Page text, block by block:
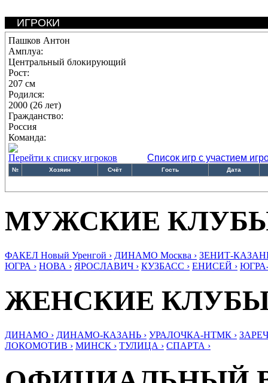
ИГРОКИ
Пашков Антон
Амплуа:
Центральный блокирующий
Рост:
207 см
Родился:
2000 (26 лет)
Гражданство:
Россия
Команда:
Перейти к списку игроков
Список игр с участием
№ Хозяин Счёт Гость Дата
МУЖСКИЕ
ФАКЕЛ Новый Уренгой › ДИНАМО Москва › ЗЕНИТ-
ЮГРА › НОВА › ЯРОСЛАВИЧ › КУЗБАСС › ЕНИСЕЙ ›
ЖЕНСКИЕ
ДИНАМО › ДИНАМО-КАЗАНЬ › УРАЛОЧКА-НТМК ›
ЛОКОМОТИВ › МИНСК › ТУЛИЦА › СПАРТА ›